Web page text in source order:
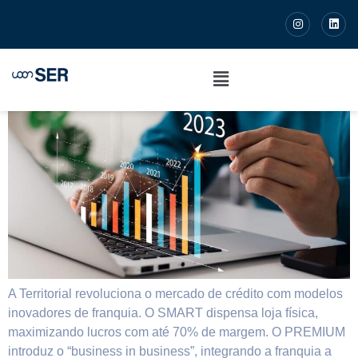
revolução
A Territorial revoluciona o mercado de crédito com modelos
inovadores de franquia. O SMART dispensa loja física,
maximizando lucros com até 70% de margem. O PREMIUM
introduz o “business in business”, integrando a franquia a